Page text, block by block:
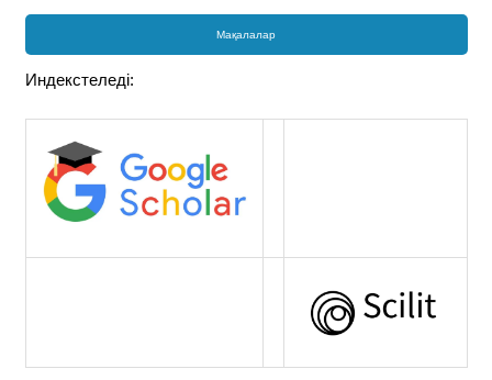
Мақалалар
Индекстеледі: